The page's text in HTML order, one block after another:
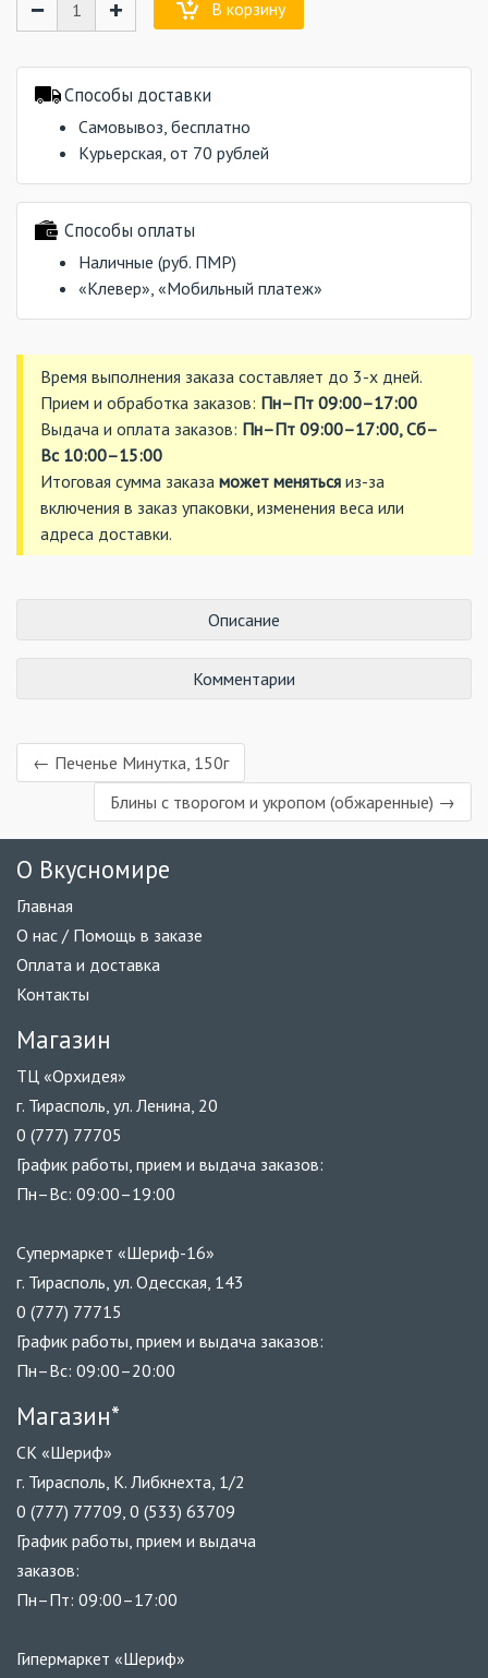
− + В корзину
Способы доставки
Самовывоз, бесплатно
Курьерская, от 70 рублей
Способы оплаты
Наличные (руб. ПМР)
«Клевер», «Мобильный платеж»
Время выполнения заказа составляет до 3-х дней.
Прием и обработка заказов: Пн–Пт 09:00–17:00
Выдача и оплата заказов: Пн–Пт 09:00–17:00, Сб–
Вс 10:00–15:00
Итоговая сумма заказа может меняться из-за
включения в заказ упаковки, изменения веса или
адреса доставки.
Описание
Комментарии
← Печенье Минутка, 150г
Блины с творогом и укропом (обжаренные) →
О Вкусномире
Главная
О нас / Помощь в заказе
Оплата и доставка
Контакты
Магазин
ТЦ «Орхидея»
г. Тирасполь, ул. Ленина, 20
0 (777) 77705
График работы, прием и выдача заказов:
Пн–Вс: 09:00–19:00
Супермаркет «Шериф-16»
г. Тирасполь, ул. Одесская, 143
0 (777) 77715
График работы, прием и выдача заказов:
Пн–Вс: 09:00–20:00
Магазин*
СК «Шериф»
г. Тирасполь, К. Либкнехта, 1/2
0 (777) 77709, 0 (533) 63709
График работы, прием и выдача
заказов:
Пн–Пт: 09:00–17:00
Гипермаркет «Шериф»